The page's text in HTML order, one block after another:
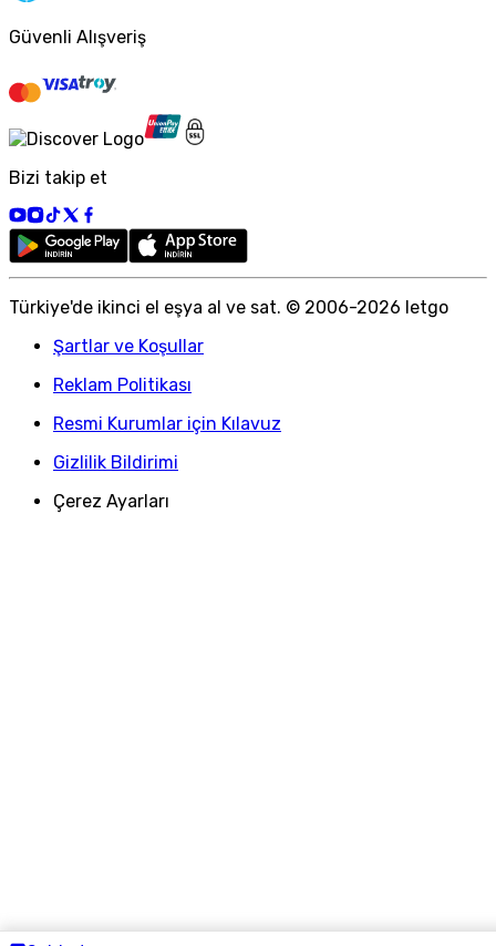
Güvenli Alışveriş
Bizi takip et
Türkiye'de ikinci el eşya al ve sat. © 2006-2026 letgo
Şartlar ve Koşullar
Reklam Politikası
Resmi Kurumlar için Kılavuz
Gizlilik Bildirimi
Çerez Ayarları